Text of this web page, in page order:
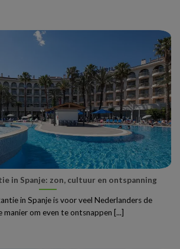
in Spanje: zon, cultuur en ontspanning
in Spanje is voor veel Nederlanders de
manier om even te ontsnappen [...]